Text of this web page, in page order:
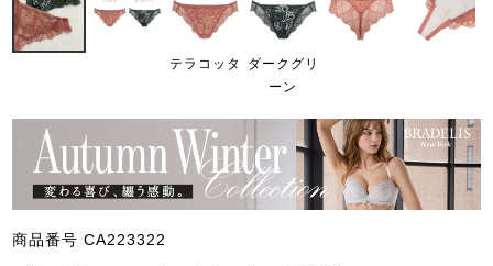
テラコッタ
ダークグリ
ーン
商品番号 CA223322